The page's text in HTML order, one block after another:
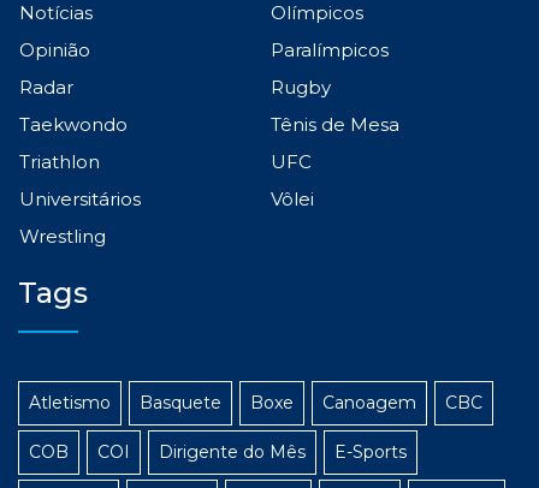
Notícias
Olímpicos
Opinião
Paralímpicos
Radar
Rugby
Taekwondo
Tênis de Mesa
Triathlon
UFC
Universitários
Vôlei
Wrestling
Tags
Atletismo Basquete Boxe Canoagem CBC
COB COI Dirigente do Mês E-Sports